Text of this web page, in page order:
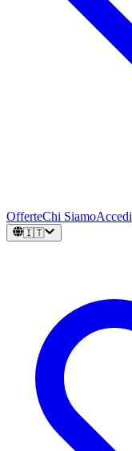
OfferteChi SiamoAccedi
🇮🇹